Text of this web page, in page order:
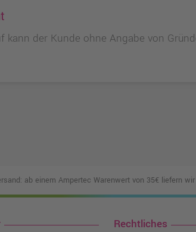
kann der Kunde ohne Angabe von
ab einem Ampertec Warenwert von 35€ liefern
Rechtliches